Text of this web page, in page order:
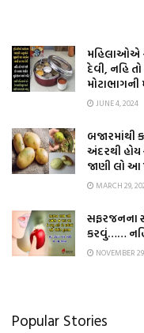
મહિલાઓએ
દેવી, નહિ
JUNE 4, 2024
બજારમાંથી
અંદરથી
જાણી લો આ
MARCH 29,
સફરજનના
કરવું…… નહિ
NOVEMBER
Popular Stories